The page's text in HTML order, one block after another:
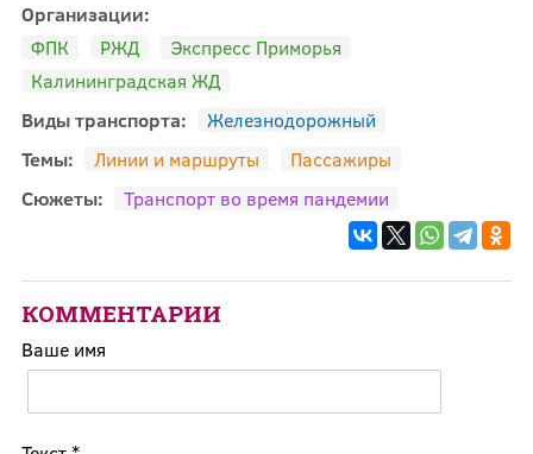
Организации:
ФПК
РЖД
Экспресс Приморья
Калининградская ЖД
Виды транспорта:
Железнодорожный
Темы:
Линии и маршруты
Пассажиры
Сюжеты:
Транспорт во время пандемии
КОММЕНТАРИИ
Ваше имя